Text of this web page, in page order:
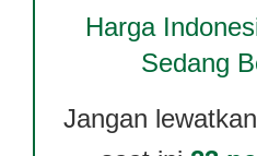
Harga
Sedang
Jangan